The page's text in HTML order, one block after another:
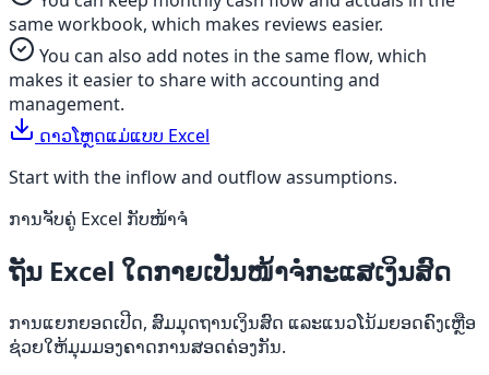
same workbook, which makes reviews easier.
You can also add notes in the same flow, which
makes it easier to share with accounting and
management.
ດາວໂຫຼດແມ່ແບບ Excel
Start with the inflow and outflow assumptions.
ການຈັບຄູ່ Excel ກັບໜ້າຈໍ
ຖັນ Excel ໃດກາຍເປັນໜ້າຈໍກະແສເງິນສົດ
ການແຍກຍອດເປີດ, ສົມມຸດຖານເງິນສົດ ແລະແນວໂນ້ມຍອດຄົງເຫຼືອ
ຊ່ວຍໃຫ້ມຸມມອງຄາດການສອດຄ່ອງກັນ.